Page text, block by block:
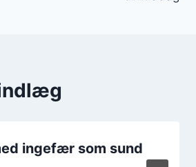
ingefær som sund